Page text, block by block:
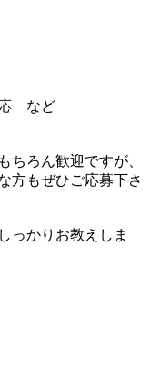
応 など
ちろん歓迎ですが、
方もぜひご応募下さ
っかりお教えしま